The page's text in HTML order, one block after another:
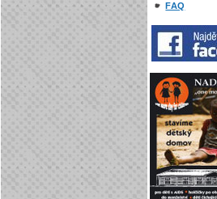
FAQ